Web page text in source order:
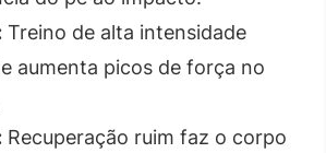
Treino de alta intensidade
aumenta picos de força no
Recuperação ruim faz o corpo